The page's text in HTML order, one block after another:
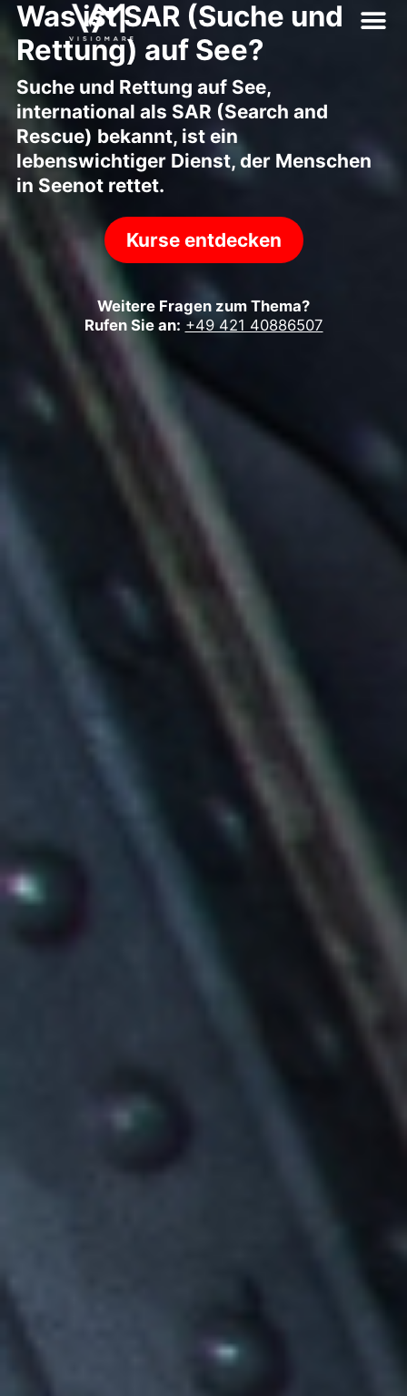
Was ist SAR (Suche und
Rettung) auf See?
Suche und Rettung auf See,
international als SAR (Search and
Rescue) bekannt, ist ein
lebenswichtiger Dienst, der Menschen
in Seenot rettet.
Kurse entdecken
Weitere Fragen zum Thema?
Rufen Sie an: +49 421 40886507‬